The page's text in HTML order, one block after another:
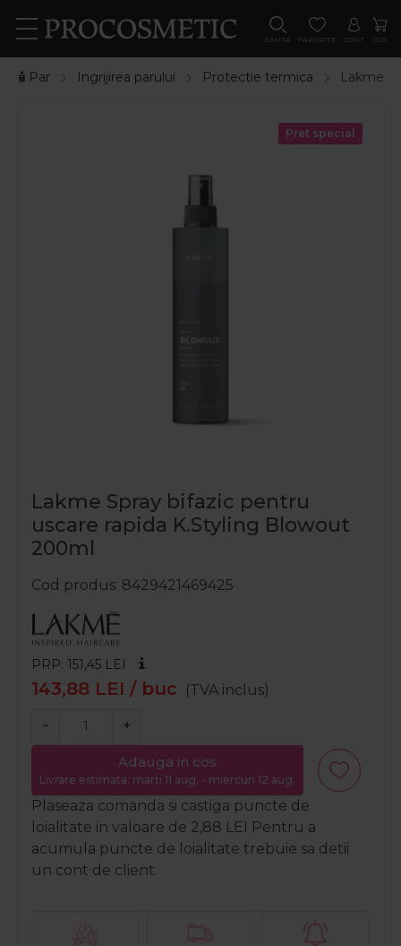
CAUTA FAVORITE CONT COS
🧴Par Ingrijirea parului Protectie termica Lakme
Pret special
Lakme Spray bifazic pentru
uscare rapida K.Styling Blowout
200ml
Cod produs 8429421469425
PRP: 151,45 LEI
143,88 LEI / buc (TVA inclus)
− +
Adauga in cos
Livrare estimata: marți 11 aug. - miercuri 12 aug.
Plaseaza comanda si castiga puncte de
loialitate in valoare de 2,88 LEI
Pentru a
acumula puncte de loialitate trebuie sa detii
un cont de client.